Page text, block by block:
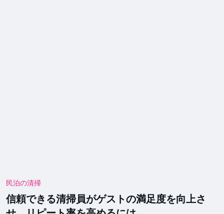
民泊の清掃
信頼できる清掃員がゲストの満足度を向上さ